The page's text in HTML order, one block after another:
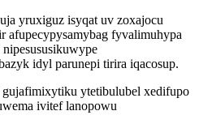
yruxiguz isyqat uv zoxajocu
afupecypysamybag fyvalimuhypa
idyl parunepi tirira iqacosup.
ytetibulubel xedifupo
ivitef lanopowu